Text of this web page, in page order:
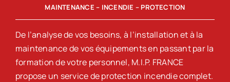
MAINTENANCE – INCENDIE – PROTECTION
De l’analyse de vos besoins, à l’installation et à la
maintenance de vos équipements en passant par la
formation de votre personnel, M.I.P. FRANCE
propose un service de protection incendie complet.